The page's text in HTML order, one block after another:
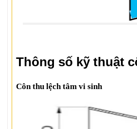
Thông số kỹ thuật
Côn thu lệch tâm vi sinh